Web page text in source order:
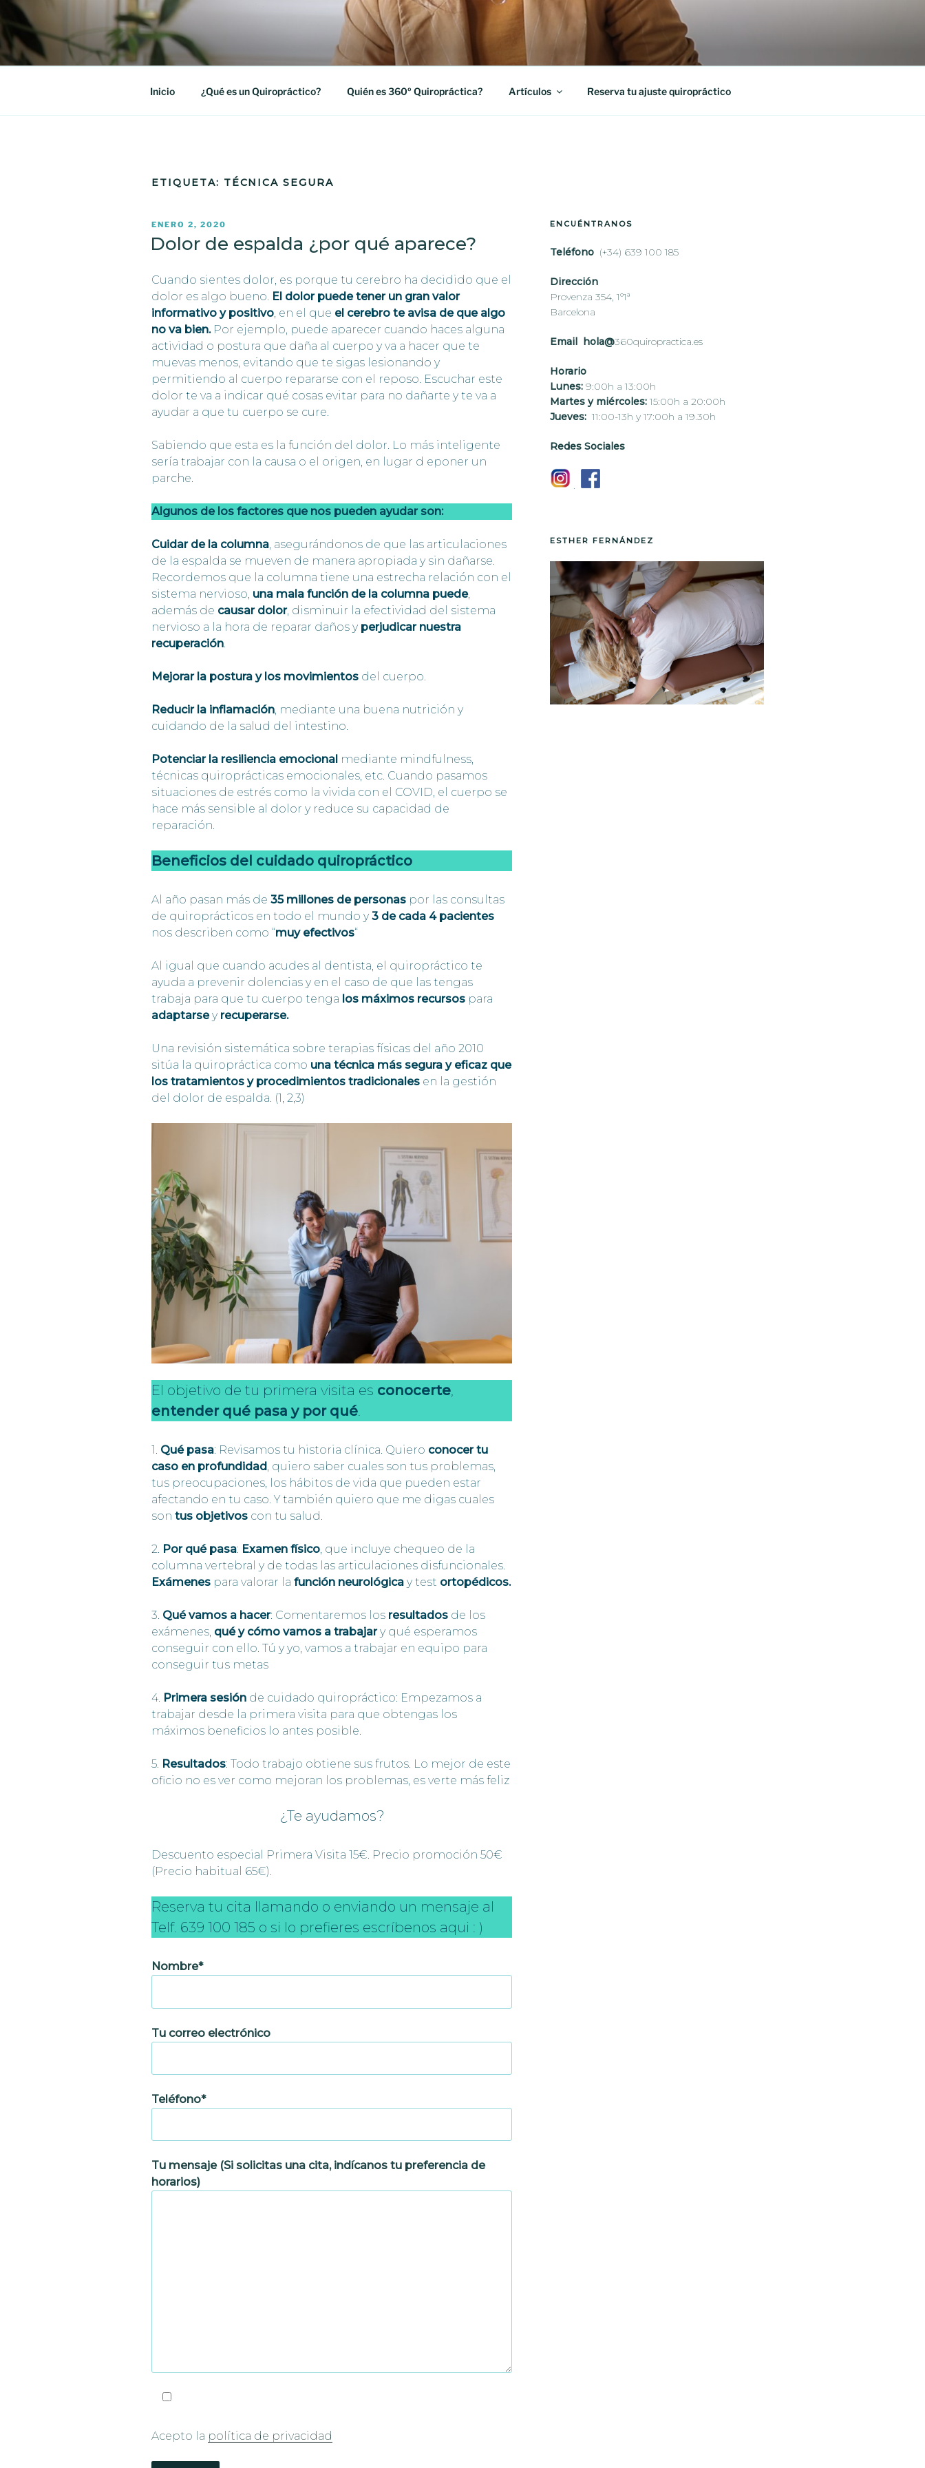
Saltar
contenido
360° QUIROPRACTICA
En 360° Quiropráctica, en Barcelona, te ofrecemos un tratamiento quiropráctico personalizado para aliviar tu dolor
y mejorar tu calidad de vida.
Inicio ¿Qué es un Quiropráctico? Quién es 360º Quiropráctica? Artículos Reserva tu ajuste quiropráctico
ETIQUETA: TÉCNICA SEGURA
PUBLICADO
ENERO 2, 2020
Dolor de espalda ¿por qué aparece?
Cuando sientes dolor, es porque tu cerebro ha decidido que el
dolor es algo bueno. El dolor puede tener un gran valor
informativo y positivo , en el que el cerebro te avisa de que algo
no va bien.Por ejemplo, puede aparecer cuando haces alguna
actividad o postura que daña al cuerpo y va a hacer que te
muevas menos, evitando que te sigas lesionando y
permitiendo al cuerpo repararse con el reposo. Escuchar este
dolor te va a indicar qué cosas evitar para no dañarte y te va a
ayudar a que tu cuerpo se cure.
Sabiendo que esta es la función del dolor. Lo más inteligente
sería trabajar con la causa o el origen, en lugar d eponer un
parche.
Algunos de los factores que nos pueden ayudar son:
Cuidar de la columna , asegurándonos de que las articulaciones
de la espalda se mueven de manera apropiada y sin dañarse.
Recordemos que la columna tiene una estrecha relación con el
sistema nervioso, una mala función de la columna puede,
además de causar dolor, disminuir la efectividad del sistema
nervioso a la hora de reparar daños y perjudicar nuestra
recuperación
Mejorar la postura y los movimientos del cuerpo.
Reducir la inflamación , mediante una buena nutrición y
cuidando de la salud del intestino.
Potenciar la resiliencia emocional mediante mindfulness,
técnicas quiroprácticas emocionales, etc. Cuando pasamos
situaciones de estrés como la vivida con el COVID, el cuerpo se
hace más sensible al dolor y reduce su capacidad de
reparación.
Beneficios del cuidado quiropráctico
Al año pasan más de 35 millones de personas por las consultas
de quiroprácticos en todo el mundo y 3 de cada 4 pacientes
nos describen como “muy efectivos“
Al igual que cuando acudes al dentista, el quiropráctico te
ayuda a prevenir dolencias y en el caso de que las tengas
trabaja para que tu cuerpo tenga los máximos recursos para
adaptarsey recuperarse.
Una revisión sistemática sobre terapias físicas del año 2010
sitúa la quiropráctica como una técnica más segura y eficaz que
los tratamientos y procedimientos tradicionales en la gestión
del dolor de espalda. (1, 2,3)
El objetivo de tu primera visita es conocerte,
entender qué pasa y por qué.
1. Qué pasa: Revisamos tu historia clínica. Quiero conocer tu
caso en profundidad , quiero saber cuales son tus problemas,
tus preocupaciones, los hábitos de vida que pueden estar
afectando en tu caso. Y también quiero que me digas cuales
son tus objetivos con tu salud.
2. Por qué pasa: Examen físico, que incluye chequeo de la
columna vertebral y de todas las articulaciones disfuncionales.
Exámenes para valorar la función neurológica y test ortopédicos.
3. Qué vamos a hacer: Comentaremos los resultados de los
exámenes, qué y cómo vamos a trabajary qué esperamos
conseguir con ello. Tú y yo, vamos a trabajar en equipo para
conseguir tus metas
4. Primera sesión de cuidado quiropráctico: Empezamos a
trabajar desde la primera visita para que obtengas los
máximos beneficios lo antes posible.
5. Resultados: Todo trabajo obtiene sus frutos. Lo mejor de este
oficio no es ver como mejoran los problemas, es verte más feliz
¿Te ayudamos?
Descuento especial Primera Visita 15€. Precio promoción 50€
(Precio habitual 65€).
Reserva tu cita llamando o enviando un mensaje al
Telf. 639 100 185 o si lo prefieres escríbenos aqui : )
Nombre*
Tu correo electrónico
Teléfono*
Tu mensaje (Si solicitas una cita, indícanos tu preferencia de
horarios)
Acepto la política de privacidad
ENCUÉNTRANOS
Teléfono (+34) 639 100 185
Dirección
Provenza 354, 1º1ª
Barcelona
Email hola@360quiropractica.es
Horario
Lunes: 9:00h a 13:00h
Martes y miércoles:15:00h a 20:00h
Jueves: 11:00-13h y 17:00h a 19.30h
Redes Sociales
ESTHER FERNÁNDEZ